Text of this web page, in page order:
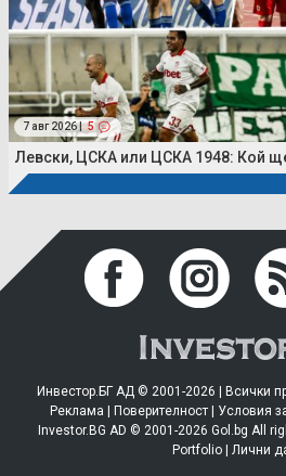
7 авг 2026 | 5
Левски, ЦСКА или ЦСКА 1948: Кой
Инвестор.БГ АД © 2001-2026 | Всички
Реклама
Поверителност| Условия
Investor.BG AD © 2001-2026 Gol.bg All
Portfolio
Лични